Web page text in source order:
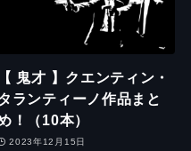
【 鬼才 】クエンティン・
ランティーノ作品まと
！（10本）
2023年12月15日